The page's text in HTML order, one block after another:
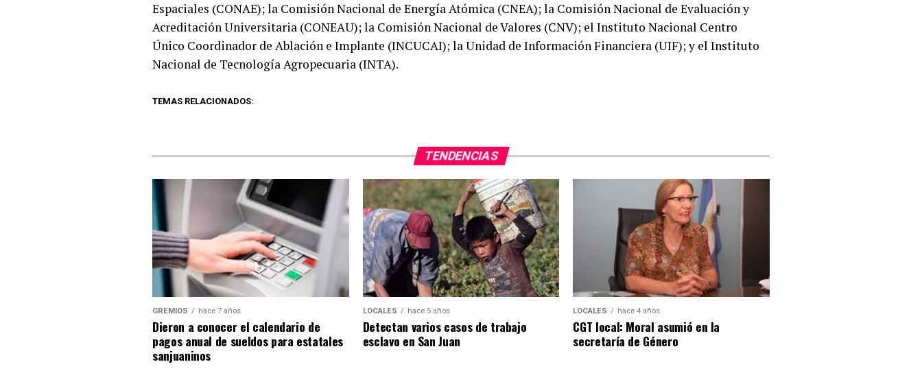
Espaciales (CONAE); la Comisión Nacional de Energía Atómica (CNEA); la Comisión Nacional de Evaluación y
Acreditación Universitaria (CONEAU); la Comisión Nacional de Valores (CNV); el Instituto Nacional Centro
Único Coordinador de Ablación e Implante (INCUCAI); la Unidad de Información Financiera (UIF); y el Instituto
Nacional de Tecnología Agropecuaria (INTA).
TEMAS RELACIONADOS:
TENDENCIAS
GREMIOS hace 7 años
Dieron a conocer el calendario de
pagos anual de sueldos para estatales
sanjuaninos
LOCALES hace 5 años
Detectan varios casos de trabajo
esclavo en San Juan
LOCALES hace 4 años
CGT local: Moral asumió en la
secretaría de Género